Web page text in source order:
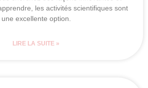
les activités scientifiques sont
une excellente option.
LIRE LA SUITE »